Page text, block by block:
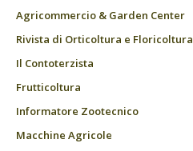
Agricommercio & Garden Center
Rivista di Orticoltura e Floricoltura
Il Contoterzista
Frutticoltura
Informatore Zootecnico
Macchine Agricole